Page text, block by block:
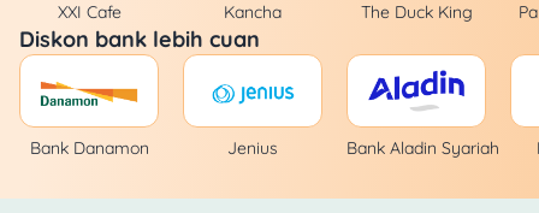
XXI Cafe Kancha The Duck King
Diskon bank lebih cuan
Bank Danamon Jenius Bank Aladin Syariah